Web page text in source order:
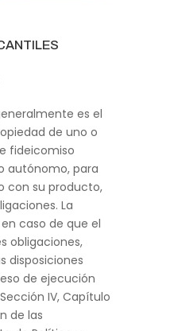
es el
de uno o
fideicomiso
autónomo, para
con su producto,
La
caso de que el
obligaciones,
disposiciones
de ejecución
IV, Capítulo
de las